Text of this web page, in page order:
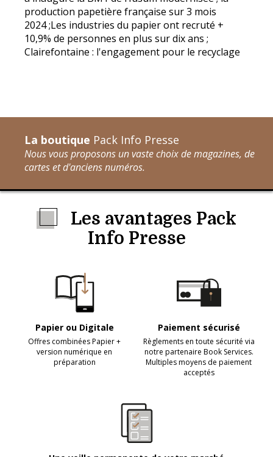
production papetière française sur 3 mois
2024 ;Les industries du papier ont recruté +
10,9% de personnes en plus sur dix ans ;
Clairefontaine : l'engagement pour le recyclage
La boutique Pack Info Presse
Nous vous proposons un vaste choix de magazines, de
cartes et d'anciens numéros.
Les avantages Pack
Info Presse
Papier ou Digitale
Offres combinées Papier +
version numérique en
préparation
Paiement sécurisé
Règlements en toute sécurité via
notre partenaire Book Services.
Multiples moyens de paiement
acceptés